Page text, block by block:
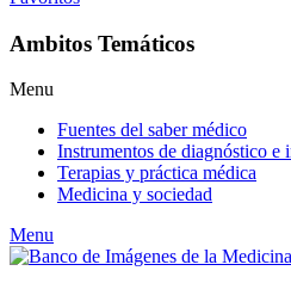
Ambitos Temáticos
Menu
Fuentes del saber médico
Instrumentos de diagnóstico e
Terapias y práctica médica
Medicina y sociedad
Menu